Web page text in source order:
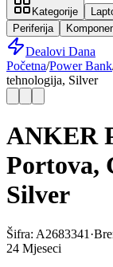
Kategorije
Periferija
Dealovi Dana
Početna/Power Bank
tehnologija, Silver
ANKER
Portova,
Silver
Šifra: A2683341 ·
24 Mjeseci